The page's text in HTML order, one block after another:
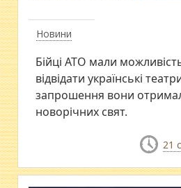
Новини
Бійці АТО мали
відвідати українські
запрошення вони
новорічних свят.
21